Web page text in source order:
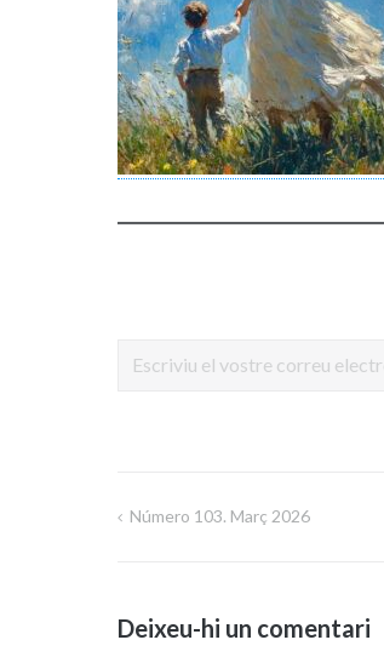
Navegació
Número 103. Març 2026
Deixeu-hi un comentari